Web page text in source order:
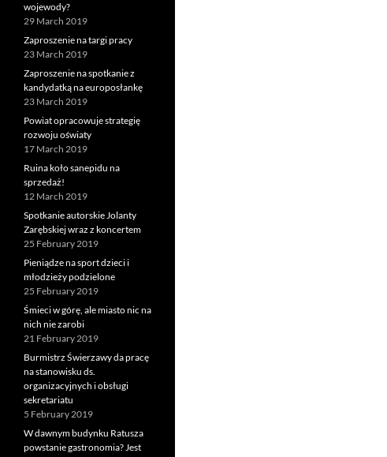
wojewody?
29 March 2019
Zaproszenie na targi pracy
23 March 2019
Zaproszenie na spotkanie z
kandydatką na europosłankę
23 March 2019
Powiat opracowuje strategię
rozwoju oświaty
17 March 2019
Ruina koło sanepidu na
sprzedaż!
12 March 2019
Spotkanie autorskie Jolanty
Zarębskiej wraz z koncertem
25 February 2019
Pieniądze na sport dzieci i
młodzieży podzielone
25 February 2019
Śmieci w górę, ale miasto nic na
nich nie zarobi
21 February 2019
Burmistrz Świerzawy da pracę
na stanowisku ds.
organizacyjnych i obsługi
sekretariatu
5 February 2019
W dawnym budynku Ratusza
powstanie gastronomia? Jest